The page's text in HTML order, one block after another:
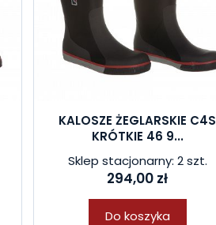
KALOSZE ŻEGLARSKIE C4S
KRÓTKIE 46 9...
Sklep stacjonarny: 2 szt.
294,00 zł
Do koszyka